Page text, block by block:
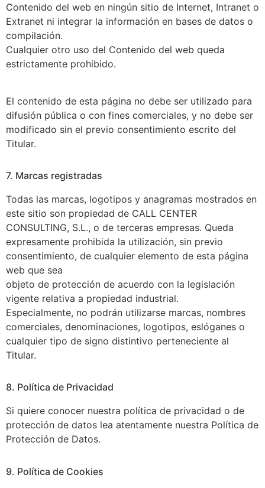
Contenido del web en ningún sitio de Internet, Intranet o
Extranet ni integrar la información en bases de datos o
compilación.
Cualquier otro uso del Contenido del web queda
estrictamente prohibido.
El contenido de esta página no debe ser utilizado para
difusión pública o con fines comerciales, y no debe ser
modificado sin el previo consentimiento escrito del
Titular.
7. Marcas registradas
Todas las marcas, logotipos y anagramas mostrados en
este sitio son propiedad de CALL CENTER
CONSULTING, S.L., o de terceras empresas. Queda
expresamente prohibida la utilización, sin previo
consentimiento, de cualquier elemento de esta página
web que sea
objeto de protección de acuerdo con la legislación
vigente relativa a propiedad industrial.
Especialmente, no podrán utilizarse marcas, nombres
comerciales, denominaciones, logotipos, eslóganes o
cualquier tipo de signo distintivo perteneciente al
Titular.
8. Política de Privacidad
Si quiere conocer nuestra política de privacidad o de
protección de datos lea atentamente nuestra Política de
Protección de Datos.
9. Política de Cookies